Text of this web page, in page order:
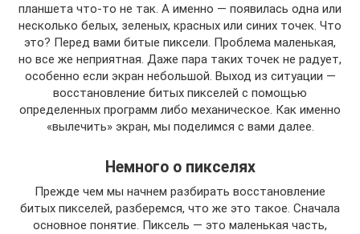
планшета что-то не так. А именно — появилась одна или
несколько белых, зеленых, красных или синих точек. Что
это? Перед вами битые пиксели. Проблема маленькая,
но все же неприятная. Даже пара таких точек не радует,
особенно если экран небольшой. Выход из ситуации —
восстановление битых пикселей с помощью
определенных программ либо механическое. Как именно
«вылечить» экран, мы поделимся с вами далее.
Немного о пикселях
Прежде чем мы начнем разбирать восстановление
битых пикселей, разберемся, что же это такое. Сначала
основное понятие. Пиксель — это маленькая часть,